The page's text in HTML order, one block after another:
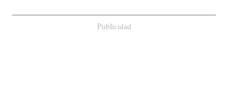
Publicidad